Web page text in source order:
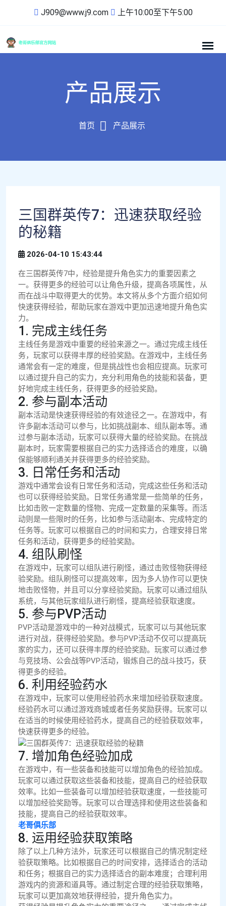
J909@www.j9.com 上午10:00至下午5:00
产品展示
首页 产品展示
三国群英传7：迅速获取经验
的秘籍
2026-04-10 15:43:44
在三国群英传7中，经验是提升角色实力的重要因素之
一。获得更多的经验可以让角色升级，提高各项属性，从
而在战斗中取得更大的优势。本文将从多个方面介绍如何
快速获得经验，帮助玩家在游戏中更加迅速地提升角色实
力。
1. 完成主线任务
主线任务是游戏中重要的经验来源之一。通过完成主线任
务，玩家可以获得丰厚的经验奖励。在游戏中，主线任务
通常会有一定的难度，但是挑战性也会相应提高。玩家可
以通过提升自己的实力，充分利用角色的技能和装备，更
好地完成主线任务，获得更多的经验奖励。
2. 参与副本活动
副本活动是快速获得经验的有效途径之一。在游戏中，有
许多副本活动可以参与，比如挑战副本、组队副本等。通
过参与副本活动，玩家可以获得大量的经验奖励。在挑战
副本时，玩家需要根据自己的实力选择适合的难度，以确
保能够顺利通关并获得更多的经验奖励。
3. 日常任务和活动
游戏中通常会设有日常任务和活动，完成这些任务和活动
也可以获得经验奖励。日常任务通常是一些简单的任务，
比如击败一定数量的怪物、完成一定数量的采集等。而活
动则是一些限时的任务，比如参与活动副本、完成特定的
任务等。玩家可以根据自己的时间和实力，合理安排日常
任务和活动，获得更多的经验奖励。
4. 组队刷怪
在游戏中，玩家可以组队进行刷怪，通过击败怪物获得经
验奖励。组队刷怪可以提高效率，因为多人协作可以更快
地击败怪物，并且可以分享经验奖励。玩家可以通过组队
系统，与其他玩家组队进行刷怪，提高经验获取速度。
5. 参与PVP活动
PVP活动是游戏中的一种对战模式，玩家可以与其他玩家
进行对战，获得经验奖励。参与PVP活动不仅可以提高玩
家的实力，还可以获得丰厚的经验奖励。玩家可以通过参
与竞技场、公会战等PVP活动，锻炼自己的战斗技巧，获
得更多的经验。
6. 利用经验药水
在游戏中，玩家可以使用经验药水来增加经验获取速度。
经验药水可以通过游戏商城或者任务奖励获得。玩家可以
在适当的时候使用经验药水，提高自己的经验获取效率，
快速获得更多的经验。
7. 增加角色经验加成
在游戏中，有一些装备和技能可以增加角色的经验加成。
玩家可以通过获取这些装备和技能，提高自己的经验获取
效率。比如一些装备可以增加经验获取速度，一些技能可
以增加经验奖励等。玩家可以合理选择和使用这些装备和
技能，提高自己的经验获取效率。
老哥俱乐部
8. 运用经验获取策略
除了以上几种方法外，玩家还可以根据自己的情况制定经
验获取策略。比如根据自己的时间安排，选择适合的活动
和任务；根据自己的实力选择适合的副本难度；合理利用
游戏内的资源和道具等。通过制定合理的经验获取策略，
玩家可以更加高效地获得经验，提升角色实力。